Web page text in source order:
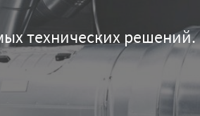
решений.